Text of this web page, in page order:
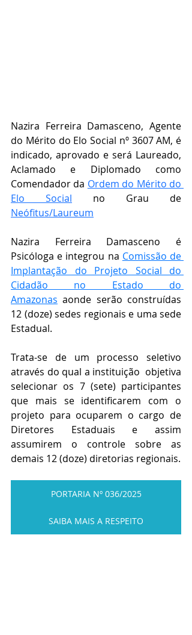
Nazira Ferreira Damasceno, Agente
do Mérito do Elo Social nº 3607 AM, é
indicado, aprovado e será Laureado,
Aclamado e Diplomado como
Comendador da Ordem do Mérito do
Elo Social
Neófitus/Laureum
Nazira Ferreira Damasceno é
Psicóloga e integrou na Comissão de
Implantação do Projeto Social do
Cidadão no Estado do
Amazonas aonde serão construídas
12 (doze) sedes regionais e uma sede
Estadual.
Trata-se de um processo seletivo
através do qual a instituição  objetiva
selecionar os 7 (sete) participantes
que mais se identificarem com o
projeto para ocuparem o cargo de
Diretores Estaduais e assim
assumirem o controle sobre as
PORTARIA Nº 036/2025
SAIBA MAIS A RESPEITO